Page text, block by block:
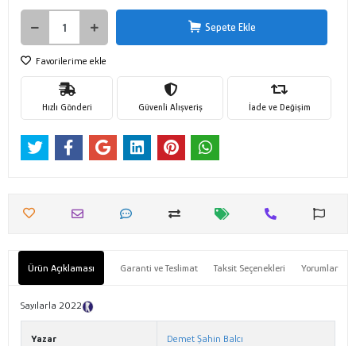
Sepete Ekle
Favorilerime ekle
Hızlı Gönderi Güvenli Alışveriş İade ve Değişim
Ürün Açıklaması Garanti ve Teslimat Taksit Seçenekleri Yorumlar
Sayılarla 2022
Yazar Demet Şahin Balcı